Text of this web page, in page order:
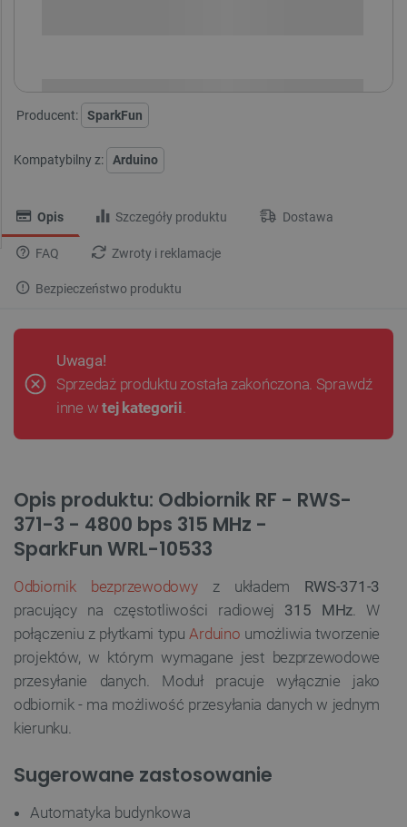
Producent: SparkFun
Kompatybilny z: Arduino
Opis Szczegóły produktu Dostawa
FAQ Zwroty i reklamacje
Bezpieczeństwo produktu
Uwaga!
Sprzedaż produktu została zakończona. Sprawdź
inne wtej kategorii.
Opis produktu: Odbiornik RF - RWS-
371-3 - 4800 bps 315 MHz -
SparkFun WRL-10533
Odbiornik bezprzewodowyz układem RWS-371-3
pracujący na częstotliwości radiowej 315 MHz. W
połączeniu z płytkami typuArduino umożliwia tworzenie
projektów, w którym wymagane jest bezprzewodowe
przesyłanie danych. Moduł pracuje wyłącznie jako
odbiornik - ma możliwość przesyłania danych w jednym
kierunku.
Sugerowane zastosowanie
Automatyka budynkowa